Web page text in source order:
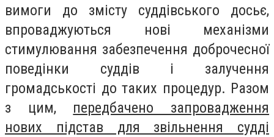
вимоги до змісту суддівського досьє,
впроваджуються нові механізми
стимулювання забезпечення доброчесної
поведінки суддів і залучення
громадськості до таких процедур. Разом
з цим, передбачено запровадження
нових підстав для звільнення судді